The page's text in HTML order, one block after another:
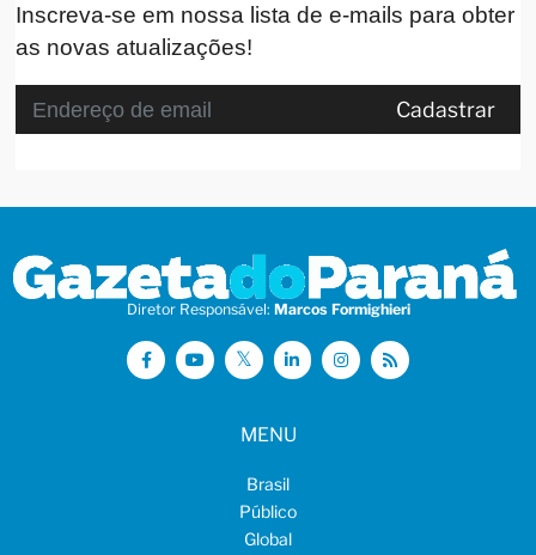
Inscreva-se em nossa lista de e-mails para obter
as novas atualizações!
Cadastrar
Diretor Responsável: Marcos Formighieri
MENU
Brasil
Público
Global